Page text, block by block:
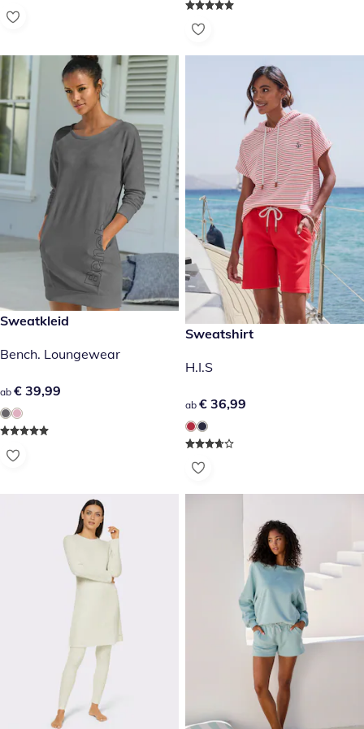
€ 39,99
Sweatkleid
Bench. Loungewear
€ 39,99
ab € 39,99
€ 36,99
Sweatshirt
H.I.S
€ 36,99
ab € 36,99